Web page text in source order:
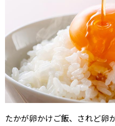
たかが卵かけご飯、されど卵